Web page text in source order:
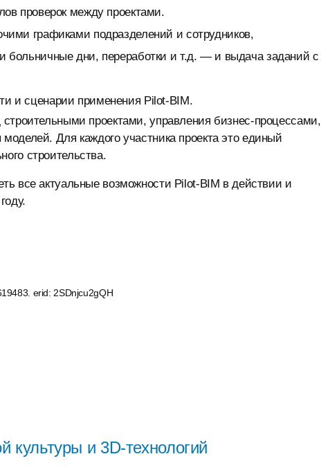
проверок между проектами.
графиками подразделений и сотрудников,
дни, переработки и т.д. — и выдача заданий с
и сценарии применения Pilot-BIM.
проектами, управления бизнес-процессами,
Для каждого участника проекта это единый
строительства.
все актуальные возможности Pilot-BIM в действии и
erid: 2SDnjcu2gQH
и 3D-технологий